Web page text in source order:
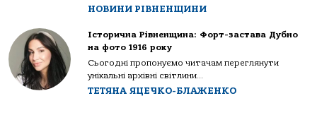
НОВИНИ РІВНЕНЩИНИ
Історична Рівненщина: Форт-застава Дубно
на фото 1916 року
Сьогодні пропонуємо читачам переглянути
унікальні архівні світлини...
ТЕТЯНА ЯЦЕЧКО-БЛАЖЕНКО